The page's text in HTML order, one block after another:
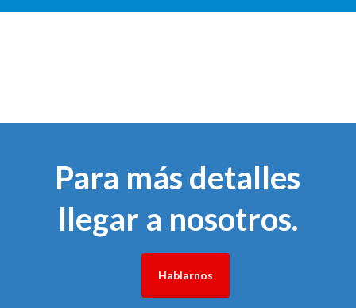
Para más detalles
llegar a nosotros.
Hablarnos